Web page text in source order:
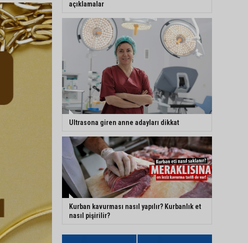
açıklamalar
Ultrasona giren anne adayları dikkat
Kurban kavurması nasıl yapılır? Kurbanlık et
nasıl pişirilir?